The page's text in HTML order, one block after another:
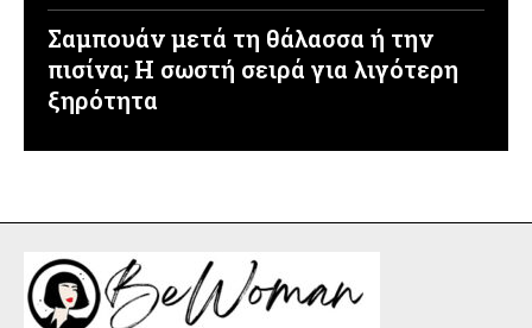
Σαμπουάν μετά τη θάλασσα ή την
πισίνα; Η σωστή σειρά για λιγότερη
ξηρότητα